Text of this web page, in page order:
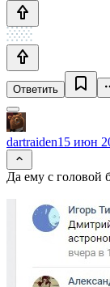
Ответить
dartraiden15 июн
Да ему с головой